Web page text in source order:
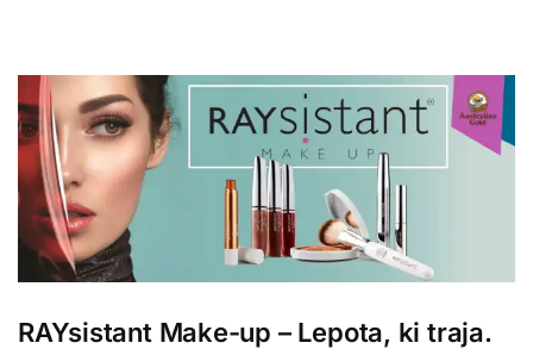
RAYsistant Make-up – Lepota, ki traja.